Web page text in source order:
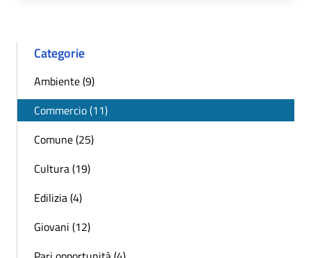
Categorie
Ambiente (9)
Commercio (11)
Comune (25)
Cultura (19)
Edilizia (4)
Giovani (12)